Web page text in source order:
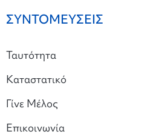
ΣΥΝΤΟΜΕΥΣΕΙΣ
Ταυτότητα
Καταστατικό
Γίνε Μέλος
Επικοινωνία